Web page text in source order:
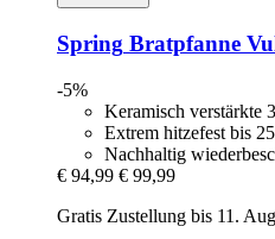
Spring Bratpfanne
-5%
Keramisch verstärkte
Extrem hitzefest bis
Nachhaltig
€ 94,99 € 99,99
Gratis Zustellung bis 11.